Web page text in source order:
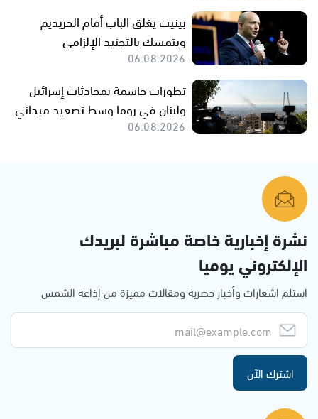
بينيت يغلق الباب أمام الحريديم
ويتمسك بالتجنيد الإلزامي
06.08.2026
تطورات حاسمة بمحادثات إسرائيل
ولبنان في روما وسط تصعيد ميداني
06.08.2026
نشرة إخبارية خاصة مباشرة لبريدك
الإلكتروني يوميا
استلم اشعارات وأخبار حصرية ومقالات مميزة من إذاعة الشمس
اشترك الآن